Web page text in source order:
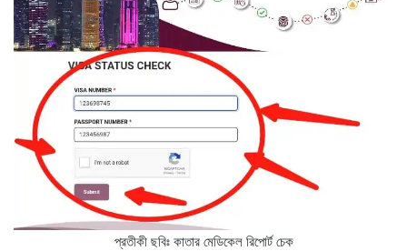
প্রতীকী ছবিঃ কাতার মেডিকেল রিপোর্ট চেক